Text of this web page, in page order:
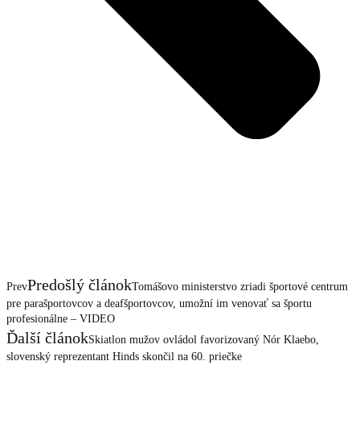
PrevPredošlý článokTomášovo ministerstvo zriadi športové centrum
pre parašportovcov a deafšportovcov, umožní im venovať sa športu
profesionálne – VIDEO
Ďalší článokSkiatlon mužov ovládol favorizovaný Nór Klaebo,
slovenský reprezentant Hinds skončil na 60. priečke